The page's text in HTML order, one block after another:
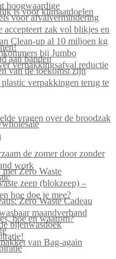
hoogwaardige
is voor klimaatdoelen
voor afvalvermindering
accepteert zak vol blikjes en
Clean-up al 10 miljoen kg
bij Jumbo
aan banden
verpakkingsafval reductie
van de toekomst zijn
verpakkingen terug te
vragen over de broodzak
de zomer door zonder
work
met Zero Waste
zeep (blokzeep) –
hoe doe je mee?
Zero Waste Cadeau
maandverband
hoe en waarom?
bijenwasdoek
van Bag-again